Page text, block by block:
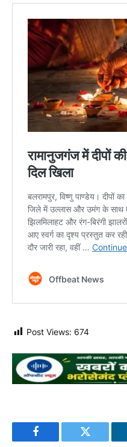
Post Views: 674
Facebook Twitter